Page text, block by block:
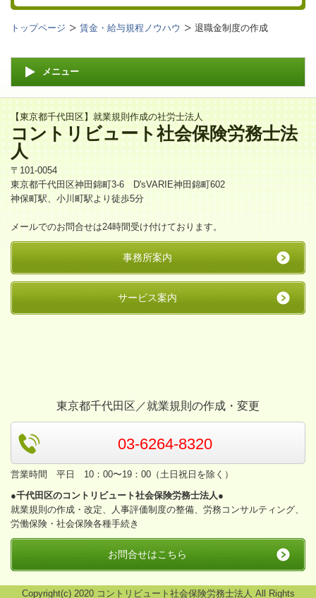
トップページ 賃金・給与規程ノウハウ 退職金制度の作成
メニュー
【東京都千代田区】就業規則作成の社労士法人
コントリビュート社会保険労務士法
人
〒101-0054
東京都千代田区神田錦町3-6 D'sVARIE神田錦町602
神保町駅、小川町駅より徒歩5分
メールでのお問合せは24時間受け付けております。
事務所案内
サービス案内
東京都千代田区／就業規則の作成・変更
03-6264-8320
営業時間 平日 10：00〜19：00（土日祝日を除く）
●千代田区のコントリビュート社会保険労務士法人●
就業規則の作成・改定、人事評価制度の整備、労務コンサルティング、
労働保険・社会保険各種手続き
お問合せはこちら
Copyright(c) 2020 コントリビュート社会保険労務士法人 All Rights